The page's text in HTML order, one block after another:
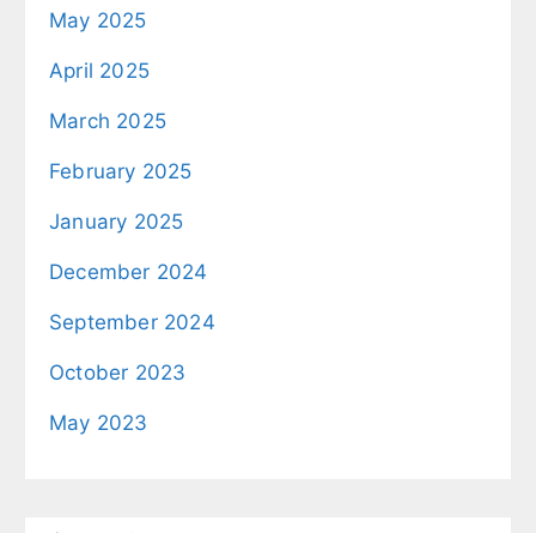
May 2025
April 2025
March 2025
February 2025
January 2025
December 2024
September 2024
October 2023
May 2023